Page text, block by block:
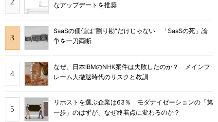
なアップデートを推奨
SaaSの価値は“割り勘”だけじゃない 「SaaSの死」論
争を一刀両断
なぜ、日本IBMのNHK案件は失敗したのか？ メインフ
レーム大撤退時代のリスクと教訓
リホストを選ぶ企業は63％ モダナイゼーションの「第
一歩」のはずが、なぜ終着点に変わるのか？